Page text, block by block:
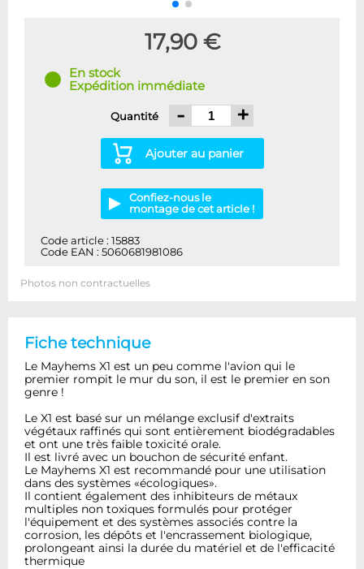
17,90 €
En stock
Expédition immédiate
Quantité - +
Ajouter au panier
Confiez-nous le
montage de cet article !
Code article : 15883
Code EAN : 5060681981086
Photos non contractuelles
Fiche technique
Le Mayhems X1 est un peu comme l'avion qui le
premier rompit le mur du son, il est le premier en son
genre !
Le X1 est basé sur un mélange exclusif d'extraits
végétaux raffinés qui sont entièrement biodégradables
et ont une très faible toxicité orale.
Il est livré avec un bouchon de sécurité enfant.
Le Mayhems X1 est recommandé pour une utilisation
dans des systèmes «écologiques».
Il contient également des inhibiteurs de métaux
multiples non toxiques formulés pour protéger
l'équipement et des systèmes associés contre la
corrosion, les dépôts et l'encrassement biologique,
prolongeant ainsi la durée du matériel et de l'efficacité
thermique